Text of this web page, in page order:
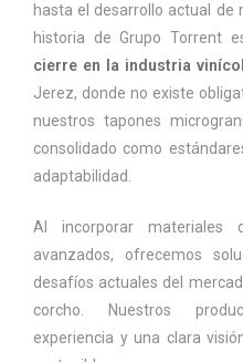
hasta el desarrollo actual de
historia de Grupo Torrent
cierre en la industria
Jerez, donde no existe
nuestros tapones
consolidado como
adaptabilidad.
Al incorporar materiales
avanzados, ofrecemos
desafíos actuales del
corcho. Nuestros
experiencia y una clara